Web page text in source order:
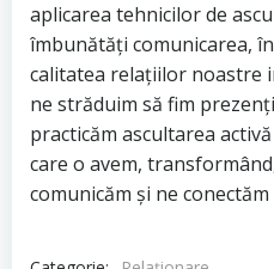
aplicarea tehnicilor de
îmbunătăți comunicarea,
calitatea relațiilor noastre
ne străduim să fim
practicăm ascultarea
care o avem,
comunicăm și ne conectăm